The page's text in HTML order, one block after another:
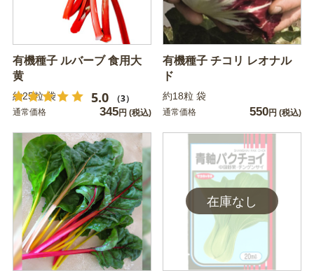
有機種子 ルバーブ 食用大
黄
5.0 （3）
約25粒 袋
通常価格 345円 (税込)
有機種子 チコリ レオナル
ド
約18粒 袋
通常価格 550円 (税込)